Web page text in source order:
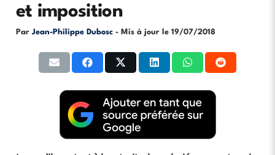
et imposition
Par Jean-Philippe Dubosc - Mis à jour le 19/07/2018